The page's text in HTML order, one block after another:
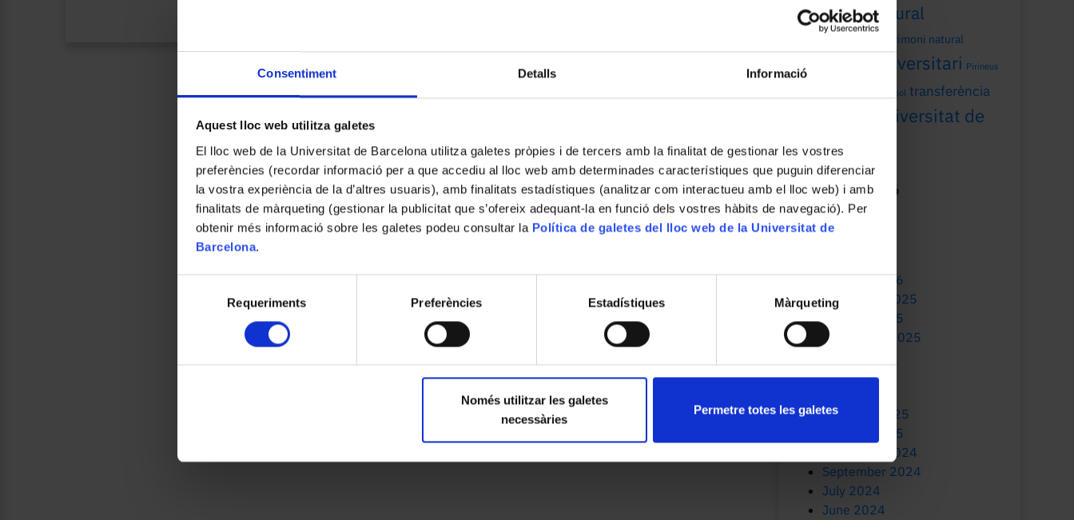
Consentiment Detalls Informació
Aquest lloc web utilitza galetes
El lloc web de la Universitat de Barcelona utilitza galetes pròpies i de tercers amb la finalitat de gestionar les vostres
preferències (recordar informació per a que accediu al lloc web amb determinades característiques que puguin diferenciar
la vostra experiència de la d’altres usuaris), amb finalitats estadístiques (analitzar com interactueu amb el lloc web) i amb
finalitats de màrqueting (gestionar la publicitat que s’ofereix adequant-la en funció dels vostres hàbits de navegació). Per
obtenir més informació sobre les galetes podeu consultar la Política de galetes del lloc web de la Universitat de
Barcelona.
Requeriments Preferències Estadístiques Màrqueting
Només utilitzar les galetes
necessàries
Permetre totes les galetes
patrimoni cultural
universitari
patrimoni natural
patrimoni universitari Pirineus
sol transferència
Universitat de
Barcelona
Mes de publicació
July 2026
January 2026
December 2025
October 2025
September 2025
June 2025
February 2025
January 2025
November 2024
September 2024
July 2024
June 2024